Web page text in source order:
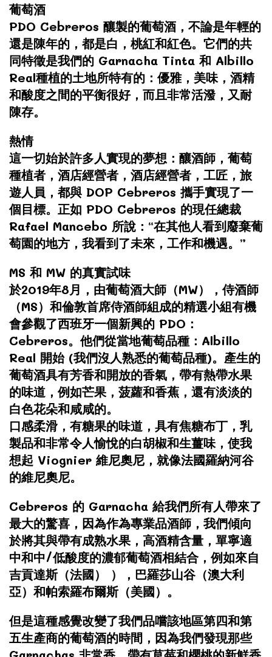
葡萄酒
PDO Cebreros 釀製的葡萄酒，不論是年輕的
還是陳年的，都是白，桃紅和紅色。它們的共
同特徵是我們的 Garnacha Tinta 和 Albillo
Real種植的土地所特有的：優雅，美味，酒精
和酸度之間的平衡很好，而且非常活潑，又耐
陳存。
熱情
這一切始於許多人實現的夢想：釀酒師，葡萄
種植者，酒店經營者，酒店經營者，工匠，旅
遊人員，都與 DOP Cebreros 攜手實現了一
個目標。正如 PDO Cebreros 的現任總裁
Rafael Mancebo 所說：“在其他人看到廢棄葡
萄園的地方，我看到了未來，工作和機遇。”
MS 和 MW 的真實試味
於2019年8月， 由葡萄酒大師（MW），侍酒師
（MS）和倫敦首席侍酒師組成的精選小組有機
會參觀了西班牙一個新興的 PDO：
Cebreros。他們從當地葡萄品種：Albillo
Real 開始 (我們沒人熟悉的葡萄品種)。產生的
葡萄酒具有芳香和開放的香氣，帶有熱帶水果
的味道，例如芒果，菠蘿和香蕉，還有淡淡的
白色花朵和咸咸的。
口感柔滑，有糖果的味道，具有焦糖布丁，乳
製品和非常令人愉悅的白胡椒和生薑味，使我
想起 Viognier 維尼奧尼，就像法國羅納河谷
的維尼奧尼。
Cebreros 的 Garnacha 給我們所有人帶來了
最大的驚喜，因為作為專業品酒師，我們傾向
於將其與帶有成熟水果，高酒精含量，單寧適
中和中/低酸度的濃郁葡萄酒相結合，例如來自
吉貢達斯（法國） ），巴羅莎山谷（澳大利
亞）和帕索羅布爾斯（美國）。
但是這種感覺改變了我們品嚐該地區第四和第
五生產商的葡萄酒的時間，因為我們發現那些